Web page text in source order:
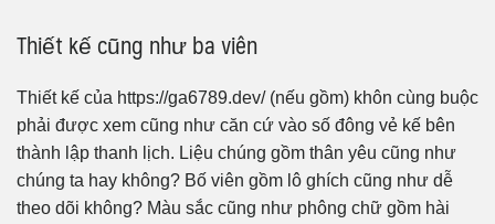
Thiết kế cũng như ba viên
Thiết kế của https://ga6789.dev/ (nếu gồm) khôn cùng buộc
phải được xem cũng như căn cứ vào số đông vẻ kế bên
thành lập thanh lịch. Liệu chúng gồm thân yêu cũng như
chúng ta hay không? Bố viên gồm lô ghích cũng như dễ
theo dõi không? Màu sắc cũng như phông chữ gồm hài